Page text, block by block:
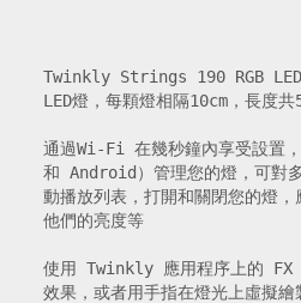
Twinkly Strings 190 RGB
LED燈，每顆燈相隔10cm，長度
通過Wi-Fi 在幾秒鐘內享受設置
和 Android）管理您的燈，可對
動播放列表，打開和關閉您的燈
他們的亮度等
使用 Twinkly 應用程序上的 FX
效果，或者用手指在燈光上虛擬